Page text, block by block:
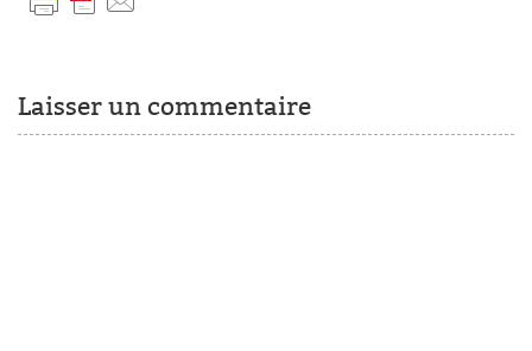
Laisser un commentaire